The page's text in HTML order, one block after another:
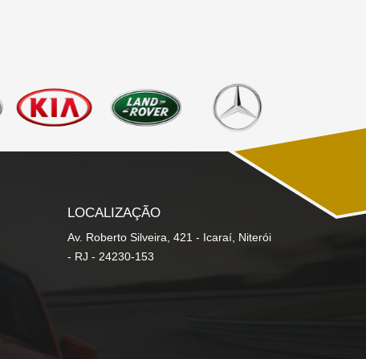
LOCALIZAÇÃO
Av. Roberto Silveira, 421 - Icaraí, Niterói
- RJ - 24230-153